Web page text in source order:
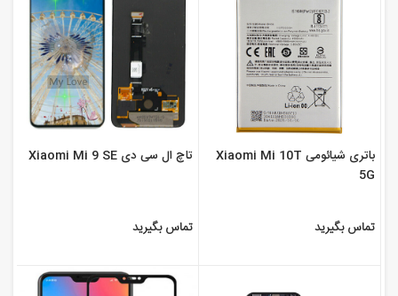
باتری شیائومی Xiaomi Mi 10T
5G
تماس بگیرید
تاچ ال سی دی Xiaomi Mi 9 SE
تماس بگیرید